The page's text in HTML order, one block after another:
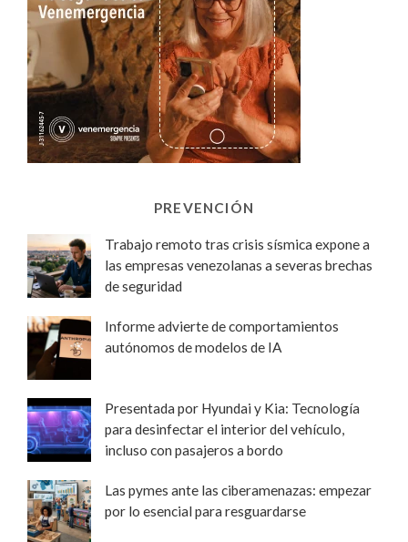
PREVENCIÓN
Trabajo remoto tras crisis sísmica expone a
las empresas venezolanas a severas brechas
de seguridad
Informe advierte de comportamientos
autónomos de modelos de IA
Presentada por Hyundai y Kia: Tecnología
para desinfectar el interior del vehículo,
incluso con pasajeros a bordo
Las pymes ante las ciberamenazas: empezar
por lo esencial para resguardarse